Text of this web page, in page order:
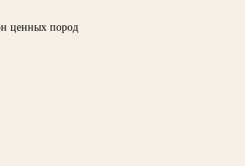
ценных пород